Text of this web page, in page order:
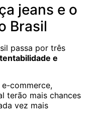
jeans e o
Brasil
passa por três
e
commerce,
terão mais chances
vez mais